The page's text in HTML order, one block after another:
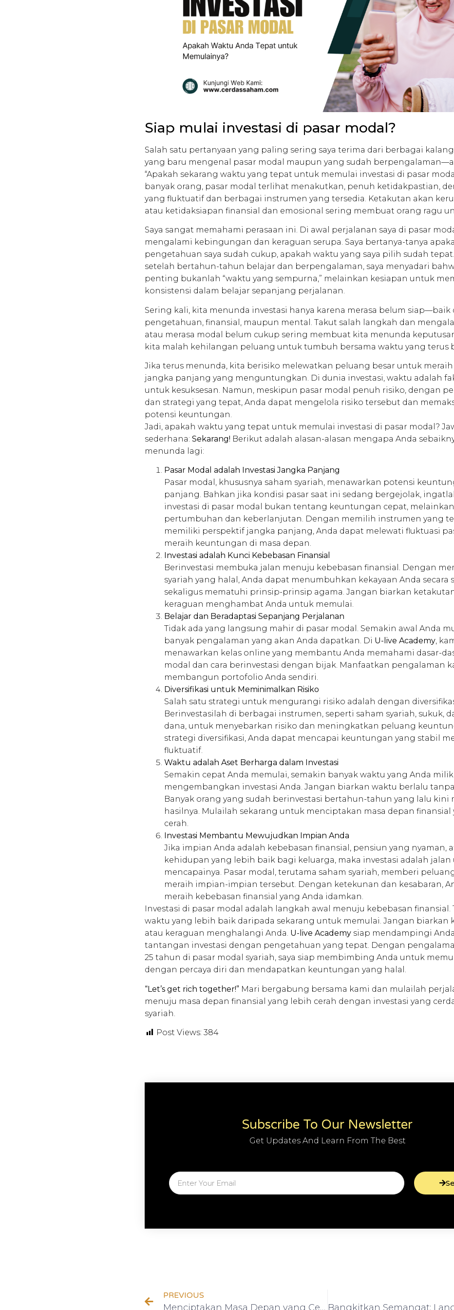
Siap mulai investasi di pasar modal?
Salah satu pertanyaan yang paling sering saya terima dari berbagai
yang baru mengenal pasar modal maupun yang sudah
“Apakah sekarang waktu yang tepat untuk memulai investasi di pasar
banyak orang, pasar modal terlihat menakutkan, penuh ketidakpastian,
yang fluktuatif dan berbagai instrumen yang tersedia. Ketakutan akan
atau ketidaksiapan finansial dan emosional sering membuat orang ragu
Saya sangat memahami perasaan ini. Di awal perjalanan saya di pasar
mengalami kebingungan dan keraguan serupa. Saya bertanya-tanya
pengetahuan saya sudah cukup, apakah waktu yang saya pilih sudah
setelah bertahun-tahun belajar dan berpengalaman, saya menyadari
penting bukanlah “waktu yang sempurna,” melainkan kesiapan untuk
konsistensi dalam belajar sepanjang perjalanan.
Sering kali, kita menunda investasi hanya karena merasa belum siap—baik
pengetahuan, finansial, maupun mental. Takut salah langkah dan
atau merasa modal belum cukup sering membuat kita menunda
kita malah kehilangan peluang untuk tumbuh bersama waktu yang terus
Jika terus menunda, kita berisiko melewatkan peluang besar untuk
jangka panjang yang menguntungkan. Di dunia investasi, waktu adalah
untuk kesuksesan. Namun, meskipun pasar modal penuh risiko, dengan
dan strategi yang tepat, Anda dapat mengelola risiko tersebut dan
potensi keuntungan.
Jadi, apakah waktu yang tepat untuk memulai investasi di pasar modal?
sederhana: Sekarang! Berikut adalah alasan-alasan mengapa Anda
menunda lagi:
Pasar Modal adalah Investasi Jangka Panjang
Pasar modal, khususnya saham syariah, menawarkan potensi
panjang. Bahkan jika kondisi pasar saat ini sedang bergejolak,
investasi di pasar modal bukan tentang keuntungan cepat,
pertumbuhan dan keberlanjutan. Dengan memilih instrumen yang
memiliki perspektif jangka panjang, Anda dapat melewati fluktuasi
meraih keuntungan di masa depan.
Investasi adalah Kunci Kebebasan Finansial
Berinvestasi membuka jalan menuju kebebasan finansial. Dengan
syariah yang halal, Anda dapat menumbuhkan kekayaan Anda secara
sekaligus mematuhi prinsip-prinsip agama. Jangan biarkan
keraguan menghambat Anda untuk memulai.
Belajar dan Beradaptasi Sepanjang Perjalanan
Tidak ada yang langsung mahir di pasar modal. Semakin awal Anda
banyak pengalaman yang akan Anda dapatkan. Di U-live Academy,
menawarkan kelas online yang membantu Anda memahami dasar-
modal dan cara berinvestasi dengan bijak. Manfaatkan pengalaman
membangun portofolio Anda sendiri.
Diversifikasi untuk Meminimalkan Risiko
Salah satu strategi untuk mengurangi risiko adalah dengan
Berinvestasilah di berbagai instrumen, seperti saham syariah, sukuk,
dana, untuk menyebarkan risiko dan meningkatkan peluang
strategi diversifikasi, Anda dapat mencapai keuntungan yang stabil
fluktuatif.
Waktu adalah Aset Berharga dalam Investasi
Semakin cepat Anda memulai, semakin banyak waktu yang Anda
mengembangkan investasi Anda. Jangan biarkan waktu berlalu
Banyak orang yang sudah berinvestasi bertahun-tahun yang lalu kini
hasilnya. Mulailah sekarang untuk menciptakan masa depan finansial
cerah.
Investasi Membantu Mewujudkan Impian Anda
Jika impian Anda adalah kebebasan finansial, pensiun yang nyaman,
kehidupan yang lebih baik bagi keluarga, maka investasi adalah
mencapainya. Pasar modal, terutama saham syariah, memberi
meraih impian-impian tersebut. Dengan ketekunan dan kesabaran,
meraih kebebasan finansial yang Anda idamkan.
Investasi di pasar modal adalah langkah awal menuju kebebasan finansial.
waktu yang lebih baik daripada sekarang untuk memulai. Jangan biarkan
atau keraguan menghalangi Anda. U-live Academy siap mendampingi
tantangan investasi dengan pengetahuan yang tepat. Dengan
25 tahun di pasar modal syariah, saya siap membimbing Anda untuk
dengan percaya diri dan mendapatkan keuntungan yang halal.
“Let’s get rich together!” Mari bergabung bersama kami dan mulailah
menuju masa depan finansial yang lebih cerah dengan investasi yang
syariah.
Post Views: 384
Subscribe To Our Newsletter
Get Updates And Learn From The Best
PREVIOUS
Menciptakan Masa Depan yang Cerah: Motivasi untuk Berinvestasi dalam Saham Syariah